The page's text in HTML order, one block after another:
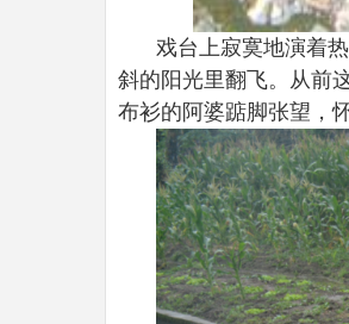
戏台上寂寞地演着
斜的阳光里翻飞。从前
布衫的阿婆踮脚张望，